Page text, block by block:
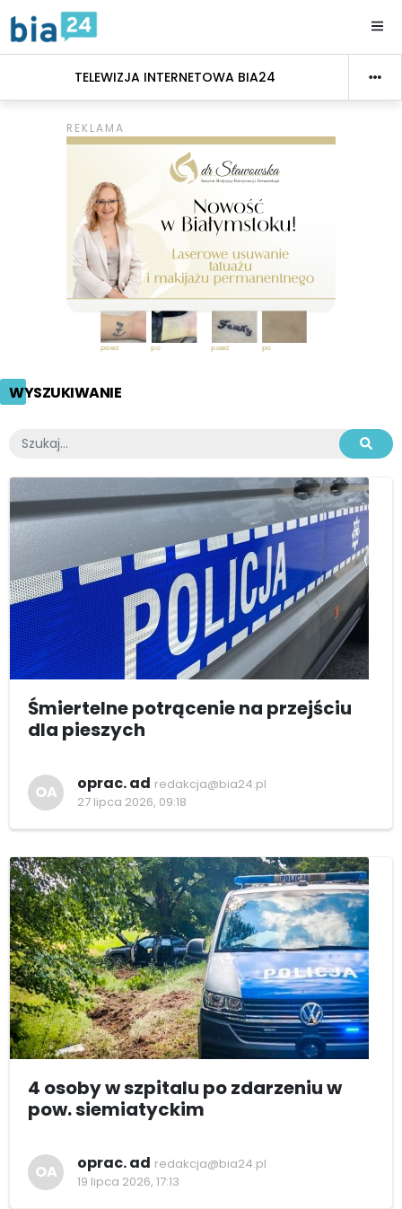
TELEWIZJA INTERNETOWA BIA24
WYSZUKIWANIE
Śmiertelne potrącenie na przejściu
dla pieszych
OA oprac. ad redakcja@bia24.pl
27 lipca 2026, 09:18
4 osoby w szpitalu po zdarzeniu w
pow. siemiatyckim
OA oprac. ad redakcja@bia24.pl
19 lipca 2026, 17:13